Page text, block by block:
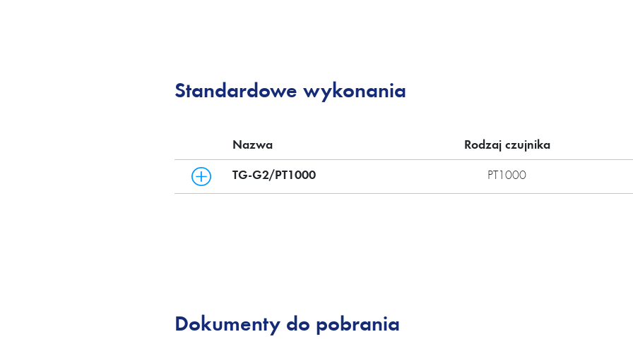
Standardowe wykonania
Nazwa Rodzaj czujnika
TG-G2/PT1000 PT1000
Dokumenty do pobrania